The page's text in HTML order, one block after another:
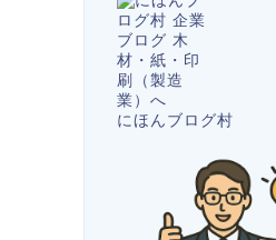
にほんブログ村